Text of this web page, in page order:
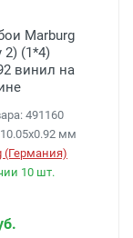
рублей.
из офиса)
- 250
доставки
Marburg
2) (1*4)
винил на
491160
мм
(Германия)
10 шт.